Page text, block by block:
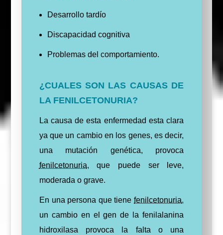
Desarrollo tardío
Discapacidad cognitiva
Problemas del comportamiento.
¿CUALES SON LAS CAUSAS DE
LA FENILCETONURIA?
La causa de esta enfermedad esta clara
ya que un cambio en los genes, es decir,
una mutación genética, provoca
fenilcetonuria, que puede ser leve,
moderada o grave.
En una persona que tienefenilcetonuria,
un cambio en el gen de la fenilalanina
hidroxilasa provoca la falta o una